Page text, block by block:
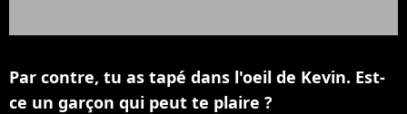
Par contre, tu as tapé dans l'oeil de Kevin. Est-
ce un garçon qui peut te plaire ?